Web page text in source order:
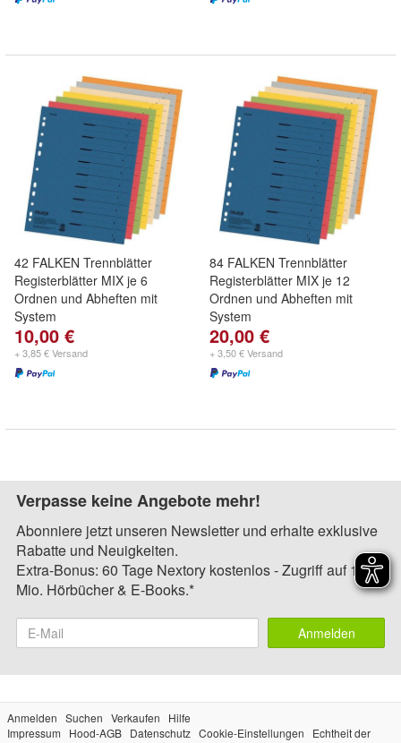
42 FALKEN Trennblätter
Registerblätter MIX je 6
Ordnen und Abheften mit
System
10,00 €
+ 3,85 € Versand
84 FALKEN Trennblätter
Registerblätter MIX je 12
Ordnen und Abheften mit
System
20,00 €
+ 3,50 € Versand
Verpasse keine Angebote mehr!
Abonniere jetzt unseren Newsletter und erhalte exklusive
Rabatte und Neuigkeiten.
Extra-Bonus: 60 Tage Nextory kostenlos - Zugriff auf 1,4
Mio. Hörbücher & E-Books.*
Anmelden
Anmelden Suchen Verkaufen
Hilfe
Impressum
Hood-AGB Datenschutz Cookie-Einstellungen
Echtheit der